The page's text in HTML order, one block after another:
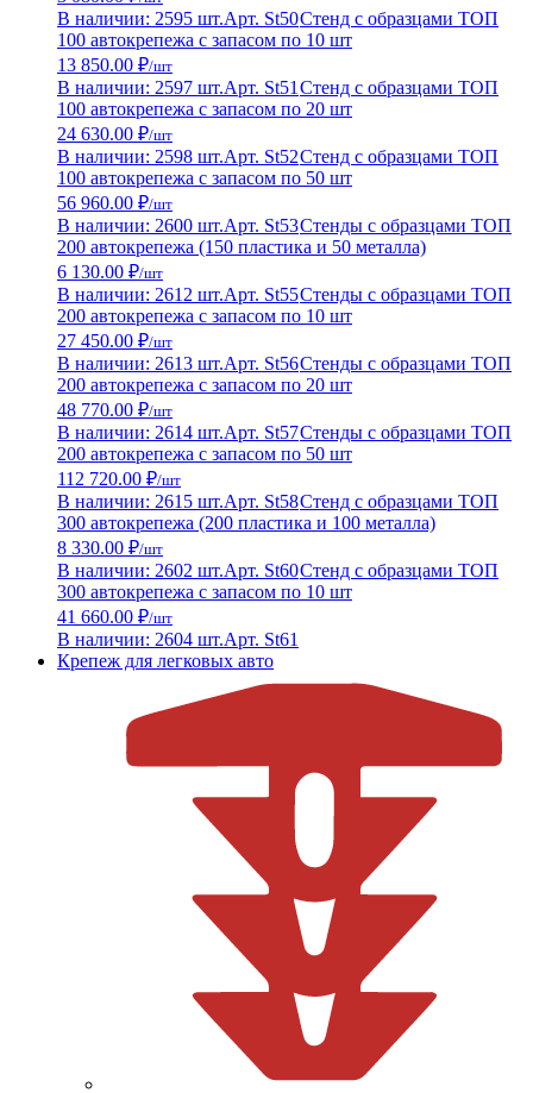
В наличии: 2595 шт.Арт. St50Стенд с образцами ТОП
100 автокрепежа с запасом по 10 шт
13 850.00 ₽/шт
В наличии: 2597 шт.Арт. St51 Стенд с образцами ТОП
100 автокрепежа с запасом по 20 шт
24 630.00 ₽/шт
В наличии: 2598 шт.Арт. St52Стенд с образцами ТОП
100 автокрепежа с запасом по 50 шт
56 960.00 ₽/шт
В наличии: 2600 шт.Арт. St53Стенды с образцами ТОП
200 автокрепежа (150 пластика и 50 металла)
6 130.00 ₽/шт
В наличии: 2612 шт.Арт. St55Стенды с образцами ТОП
200 автокрепежа с запасом по 10 шт
27 450.00 ₽/шт
В наличии: 2613 шт.Арт. St56Стенды с образцами ТОП
200 автокрепежа с запасом по 20 шт
48 770.00 ₽/шт
В наличии: 2614 шт.Арт. St57Стенды с образцами ТОП
200 автокрепежа с запасом по 50 шт
112 720.00 ₽/шт
В наличии: 2615 шт.Арт. St58Стенд с образцами ТОП
300 автокрепежа (200 пластика и 100 металла)
8 330.00 ₽/шт
В наличии: 2602 шт.Арт. St60Стенд с образцами ТОП
300 автокрепежа с запасом по 10 шт
41 660.00 ₽/шт
В наличии: 2604 шт.Арт. St61
Крепеж для легковых авто